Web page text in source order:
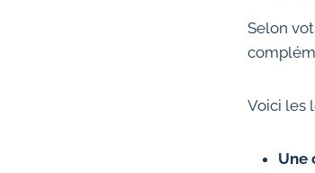
Selon
Voici les
Une